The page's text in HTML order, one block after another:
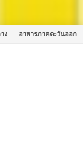
ง อาหารภาคตะวันออก